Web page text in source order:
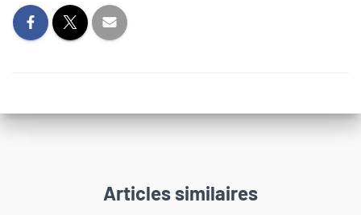
Articles similaires